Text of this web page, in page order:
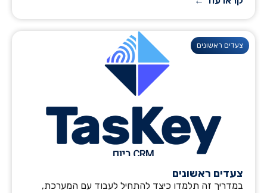
צעדים ראשונים
צעדים ראשונים
במדריך זה תלמדו כיצד להתחיל לעבוד עם המערכת,